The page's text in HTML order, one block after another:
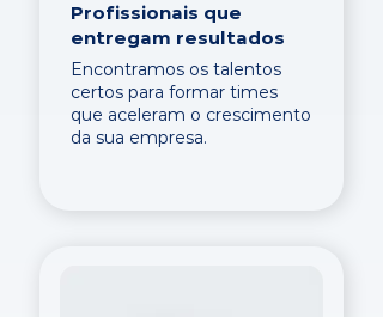
Profissionais que
entregam resultados
Encontramos os talentos
certos para formar times
que aceleram o crescimento
da sua empresa.